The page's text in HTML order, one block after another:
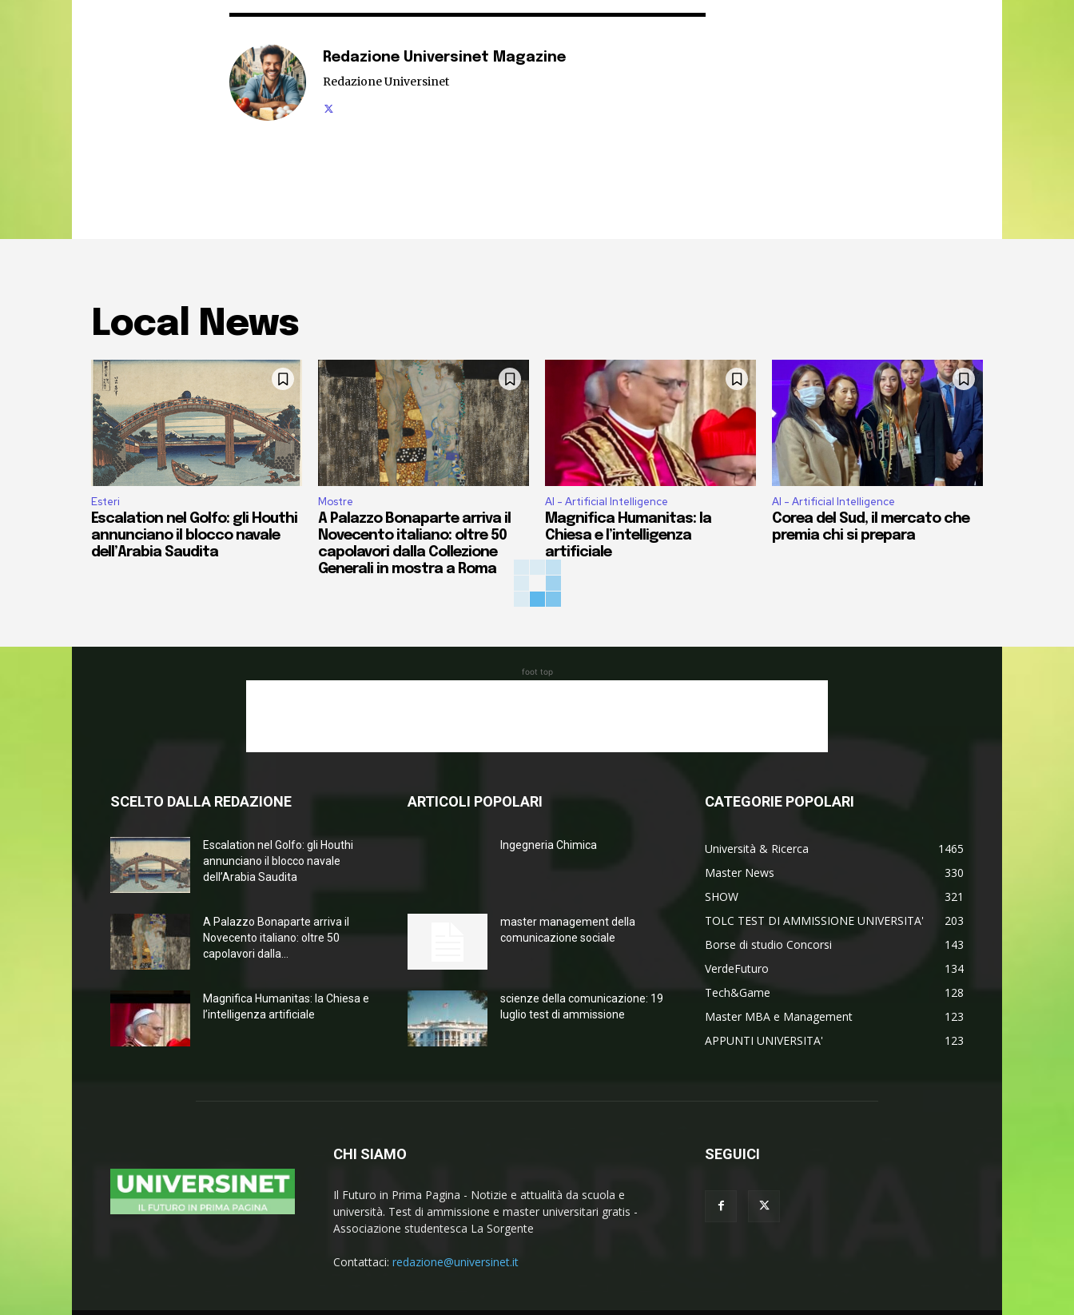
Redazione Universinet Magazine
Redazione Universinet
Local News
Esteri
Escalation nel Golfo: gli Houthi
annunciano il blocco navale
dell’Arabia Saudita
Mostre
A Palazzo Bonaparte arriva il
Novecento italiano: oltre 50
capolavori dalla Collezione
Generali in mostra a Roma
AI - Artificial Intelligence
Magnifica Humanitas: la
Chiesa e l’intelligenza
artificiale
AI - Artificial Intelligence
Corea del Sud, il mercato che
premia chi si prepara
foot top
SCELTO DALLA REDAZIONE
Escalation nel Golfo: gli Houthi
annunciano il blocco navale
dell’Arabia Saudita
A Palazzo Bonaparte arriva il
Novecento italiano: oltre 50
capolavori dalla...
Magnifica Humanitas: la Chiesa e
l’intelligenza artificiale
ARTICOLI POPOLARI
Ingegneria Chimica
master management della
comunicazione sociale
scienze della comunicazione: 19
luglio test di ammissione
CATEGORIE POPOLARI
Università & Ricerca
1465
Master News
330
SHOW
321
TOLC TEST DI AMMISSIONE UNIVERSITA'
203
Borse di studio Concorsi
143
VerdeFuturo
134
Tech&Game
128
Master MBA e Management
123
APPUNTI UNIVERSITA'
123
CHI SIAMO
Il Futuro in Prima Pagina - Notizie e attualità da scuola e
università. Test di ammissione e master universitari gratis -
Associazione studentesca La Sorgente
Contattaci: redazione@universinet.it
SEGUICI